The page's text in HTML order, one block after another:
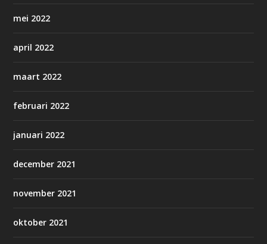
mei 2022
april 2022
maart 2022
februari 2022
januari 2022
december 2021
november 2021
oktober 2021